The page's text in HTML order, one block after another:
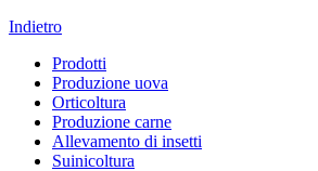
Indietro
Prodotti
Produzione uova
Orticoltura
Produzione carne
Allevamento di insetti
Suinicoltura